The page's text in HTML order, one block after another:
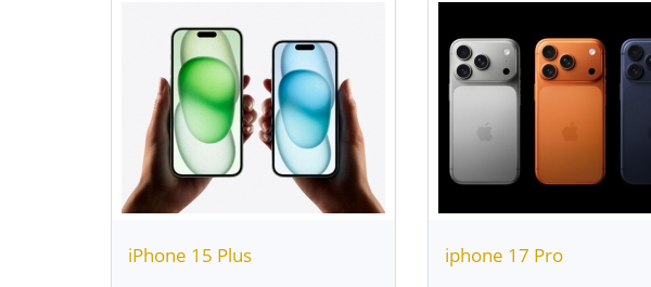
iPhone 15 Plus iphone 17 Pro